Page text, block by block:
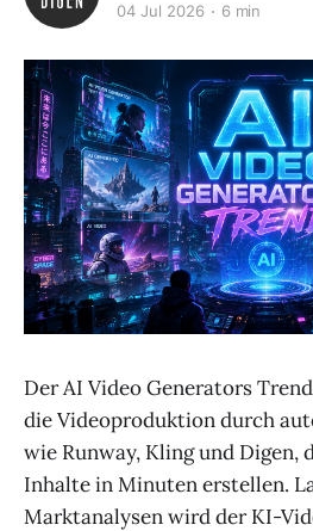
04 Jul 2026 6 min
Der AI Video Generators
die Videoproduktion durch
wie Runway, Kling und Digen,
Inhalte in Minuten erstellen.
Marktanalysen wird der KI-